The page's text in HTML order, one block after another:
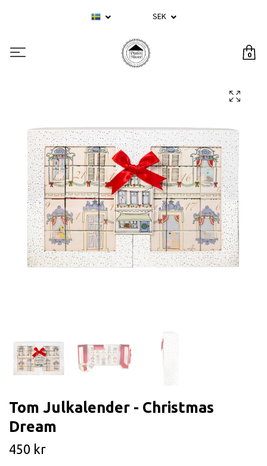
SEK
0
Tom Julkalender - Christmas
Dream
450 kr